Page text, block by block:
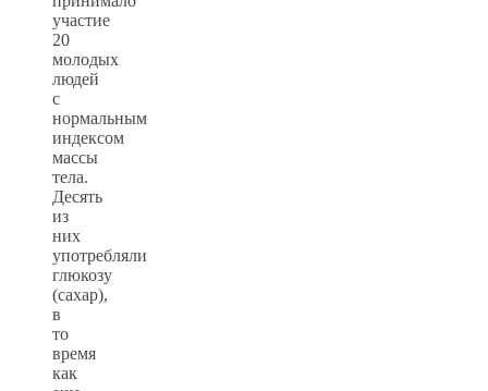
участие
20
молодых
людей
с
нормальным
индексом
массы
тела.
Десять
из
них
употребляли
глюкозу
(сахар),
в
то
время
как